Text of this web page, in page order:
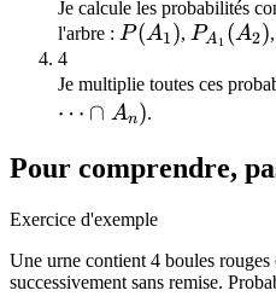
Je calcule les probabilités
l'arbre : P(A_1)
P(A1), PA1 (A2),
4
Je multiplie toutes ces
⋯ ∩ An).
Pour comprendre,
Exercice d'exemple
Une urne contient 4 boules
successivement sans remise.